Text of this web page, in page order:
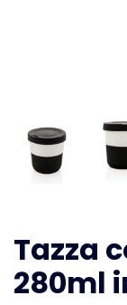
Tazza
280ml